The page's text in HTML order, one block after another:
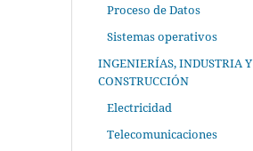
Proceso de Datos
Sistemas operativos
INGENIERÍAS, INDUSTRIA Y
CONSTRUCCIÓN
Electricidad
Telecomunicaciones